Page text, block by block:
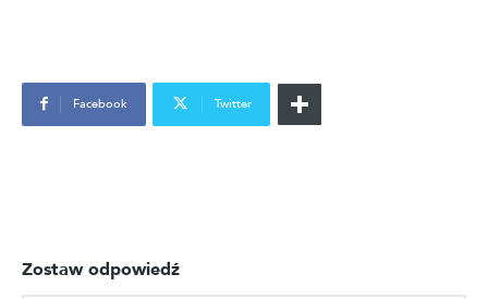
Facebook Twitter
Zostaw odpowiedź